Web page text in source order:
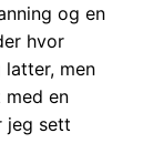
og en
hvor
latter, men
med en
jeg sett